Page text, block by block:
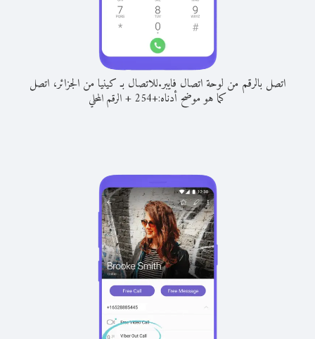
اتصل بالرقم من لوحة اتصال فايبر.للاتصال بـ كينيا من الجزائر، اتصل
كما هو موضح أدناه:+
254
+الرقم المحلي